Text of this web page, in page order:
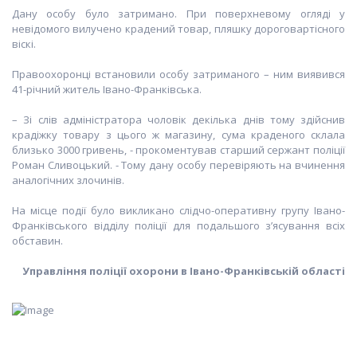
Дану особу було затримано. При поверхневому огляді у
невідомого вилучено крадений товар, пляшку дороговартісного
віскі.
Правоохоронці встановили особу затриманого – ним виявився
41-річний житель Івано-Франківська.
– Зі слів адміністратора чоловік декілька днів тому здійснив
крадіжку товару з цього ж магазину, сума краденого склала
близько 3000 гривень, - прокоментував старший сержант поліції
Роман Сливоцький. - Тому дану особу перевіряють на вчинення
аналогічних злочинів.
На місце події було викликано слідчо-оперативну групу Івано-
Франківського відділу поліції для подальшого з’ясування всіх
обставин.
Управління поліції охорони в Івано-Франківській області